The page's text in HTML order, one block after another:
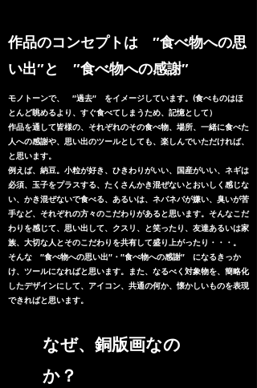
​作品のコンセプトは ″食べ物への思
い出″と ″食べ物への感謝″
モノトーンで、 ″過去″ をイメージしています。(食べものはほ
とんど眺めるより、すぐ食べてしまうため、記憶として）
作品を通して皆様の、それぞれのその食べ物、場所、一緒に食べた
人への感謝や、思い出のツールとしても、楽しんでいただければ、
と思います。
例えば、納豆。小粒が好き、ひきわりがいい、国産がいい、ネギは
必須、玉子をプラスする、たくさんかき混ぜないとおいしく感じな
い、かき混ぜないで食べる、あるいは、ネバネバが嫌い、臭いが苦
手など、それぞれの方々のこだわりがあると思います。そんなこだ
わりを感じて、思い出して、クスリ、と笑ったり、友達あるいは家
族、大切な人とそのこだわりを共有して盛り上がったり・・・。
そんな ″食べ物への思い出″・″食べ物への感謝″ になるきっか
け、ツールになればと思います。また、なるべく対象物を、簡略化
したデザインにして、アイコン、共通の何か、懐かしいものを表現
できればと思います。
​なぜ、銅版画なの
か？